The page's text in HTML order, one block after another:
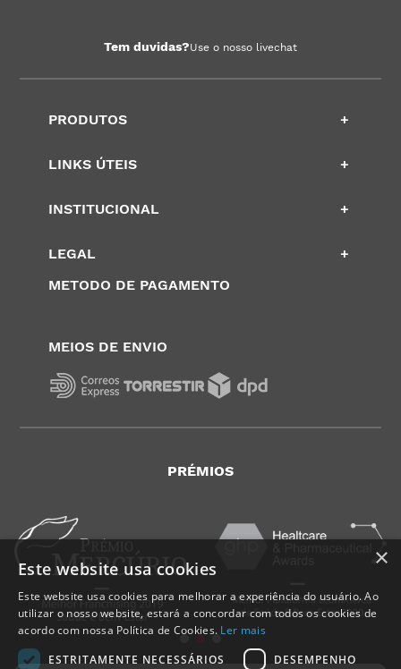
Tem duvidas?Use o nosso livechat
PRODUTOS +
LINKS ÚTEIS +
INSTITUCIONAL +
LEGAL
+
METODO DE PAGAMENTO
MEIOS DE ENVIO
PRÉMIOS
×
Este website usa cookies
Este website usa cookies para melhorar a experiência do usuário. Ao
utilizar o nosso website, estará a concordar com todos os cookies de
acordo com nossa Política de Cookies. Ler mais
ESTRITAMENTE NECESSÁRIOS
DESEMPENHO